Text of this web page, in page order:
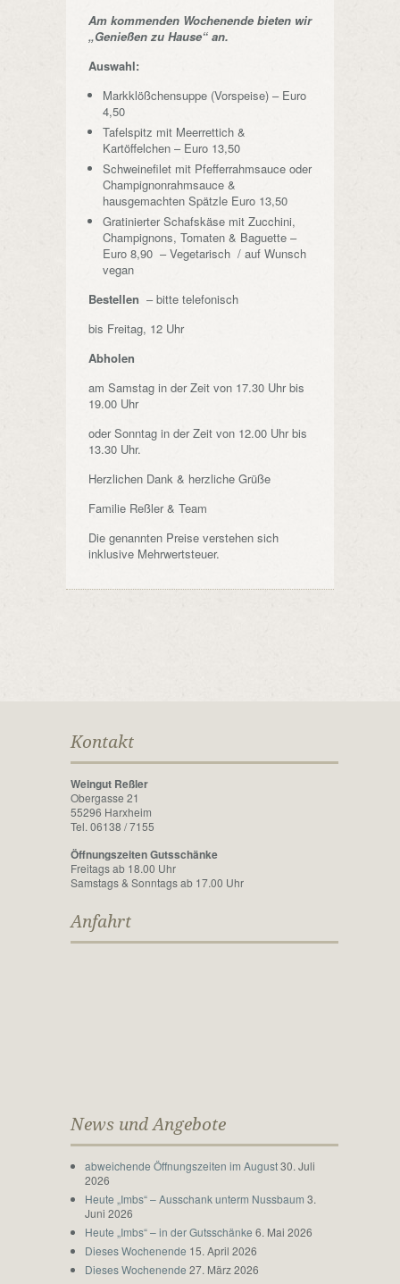
Am kommenden Wochenende bieten wir
„Genießen zu Hause“ an.
Auswahl:
Markklößchensuppe (Vorspeise) – Euro
4,50
Tafelspitz mit Meerrettich &
Kartöffelchen – Euro 13,50
Schweinefilet mit Pfefferrahmsauce oder
Champignonrahmsauce &
hausgemachten Spätzle Euro 13,50
Gratinierter Schafskäse mit Zucchini,
Champignons, Tomaten & Baguette –
Euro 8,90 – Vegetarisch / auf Wunsch
vegan
Bestellen – bitte telefonisch
bis Freitag, 12 Uhr
Abholen
am Samstag in der Zeit von 17.30 Uhr bis
19.00 Uhr
oder Sonntag in der Zeit von 12.00 Uhr bis
13.30 Uhr.
Herzlichen Dank & herzliche Grüße
Familie Reßler & Team
Die genannten Preise verstehen sich
inklusive Mehrwertsteuer.
Kontakt
Weingut Reßler
Obergasse 21
55296 Harxheim
Tel. 06138 / 7155
Öffnungszeiten Gutsschänke
Freitags ab 18.00 Uhr
Samstags & Sonntags ab 17.00 Uhr
Anfahrt
News und Angebote
abweichende Öffnungszeiten im August 30. Juli
2026
Heute „Imbs“ – Ausschank unterm Nussbaum 3.
Juni 2026
Heute „Imbs“ – in der Gutsschänke 6. Mai 2026
Dieses Wochenende 15. April 2026
Dieses Wochenende 27. März 2026